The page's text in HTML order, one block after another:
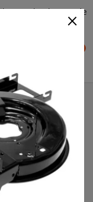
le plateau de
BL 13592 AT
×